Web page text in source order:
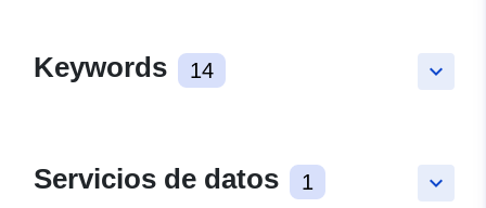
keyboard_arrow_down
Keywords 14
keyboard_arrow_down
Servicios de datos 1